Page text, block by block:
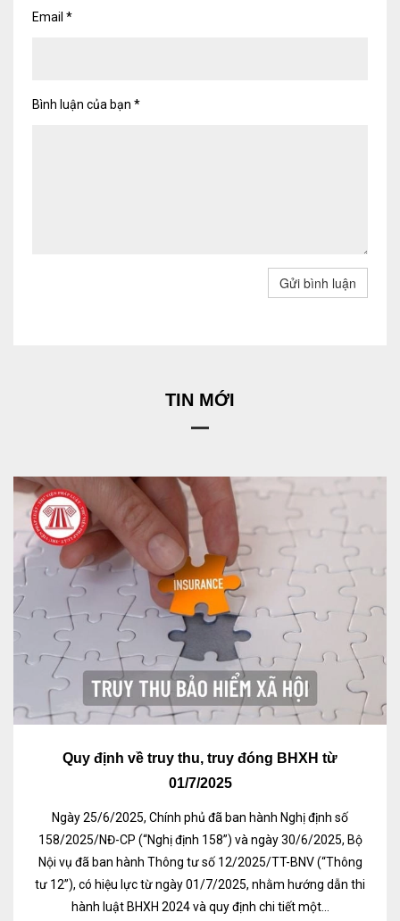
Email *
Bình luận của bạn *
Gửi bình luận
TIN MỚI
Quy định về truy thu, truy đóng BHXH từ
01/7/2025
Ngày 25/6/2025, Chính phủ đã ban hành Nghị định số
158/2025/NĐ-CP (“Nghị định 158”) và ngày 30/6/2025, Bộ
Nội vụ đã ban hành Thông tư số 12/2025/TT-BNV (“Thông
tư 12”), có hiệu lực từ ngày 01/7/2025, nhằm hướng dẫn thi
hành luật BHXH 2024 và quy định chi tiết một...